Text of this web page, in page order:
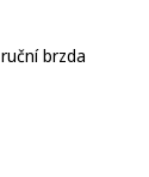
brzda